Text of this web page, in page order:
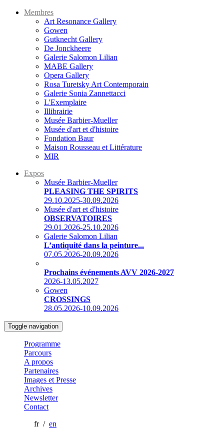
Membres
Art Resonance Gallery
Gowen
Gutknecht Gallery
De Jonckheere
Galerie Salomon Lilian
MABE Gallery
Opera Gallery
Rosa Turetsky Art Contemporain
Galerie Sonia Zannettacci
L'Exemplaire
Illibrairie
Musée Barbier-Mueller
Musée d'art et d'histoire
Fondation Baur
Maison Rousseau et Littérature
MIR
Expos
Musée Barbier-Mueller
PLEASING THE SPIRITS
29.10.2025-30.09.2026
Musée d'art et d'histoire
OBSERVATOIRES
29.01.2026-25.10.2026
Galerie Salomon Lilian
L’antiquité dans la peinture...
07.05.2026-20.09.2026
Prochains événements AVV 2026-2027
2026-13.05.2027
Gowen
CROSSINGS
28.05.2026-10.09.2026
Toggle navigation
Programme
Parcours
A propos
Partenaires
Images et Presse
Archives
Newsletter
Contact
fr / en